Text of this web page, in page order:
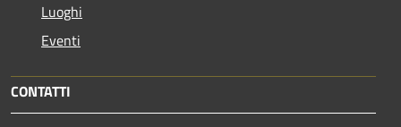
Luoghi
Eventi
CONTATTI